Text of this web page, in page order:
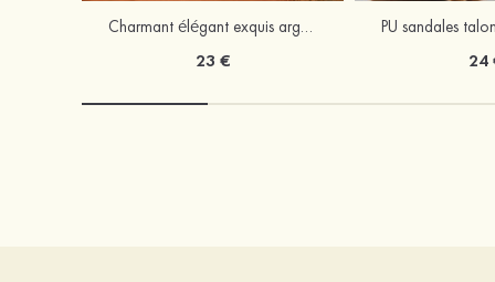
Charmant élégant exquis argent s925 boucles d'oreilles
23 € 24